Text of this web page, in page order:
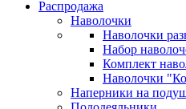
Распродажа
Наволочки
Наволочки
Набор
Комплект
Наволочки
Наперники на